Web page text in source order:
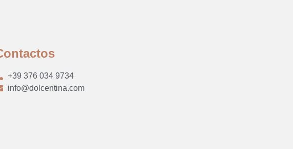
+39 376 034 9734
info@dolcentina.com